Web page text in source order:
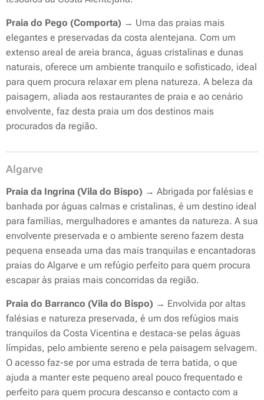
Praia do Pego (Comporta) → Uma das praias mais
elegantes e preservadas da costa alentejana. Com um
extenso areal de areia branca, águas cristalinas e dunas
naturais, oferece um ambiente tranquilo e sofisticado, ideal
para quem procura relaxar em plena natureza. A beleza da
paisagem, aliada aos restaurantes de praia e ao cenário
envolvente, faz desta praia um dos destinos mais
procurados da região.
Algarve
Praia da Ingrina (Vila do Bispo) → Abrigada por falésias e
banhada por águas calmas e cristalinas, é um destino ideal
para famílias, mergulhadores e amantes da natureza. A sua
envolvente preservada e o ambiente sereno fazem desta
pequena enseada uma das mais tranquilas e encantadoras
praias do Algarve e um refúgio perfeito para quem procura
escapar às praias mais concorridas da região.
Praia do Barranco (Vila do Bispo) → Envolvida por altas
falésias e natureza preservada, é um dos refúgios mais
tranquilos da Costa Vicentina e destaca-se pelas águas
límpidas, pelo ambiente sereno e pela paisagem selvagem.
O acesso faz-se por uma estrada de terra batida, o que
ajuda a manter este pequeno areal pouco frequentado e
perfeito para quem procura descanso e contacto com a